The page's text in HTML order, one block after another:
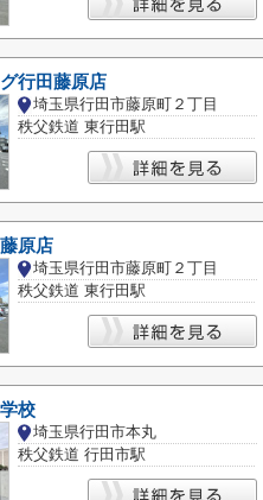
行田藤原店
埼玉県行田市藤原町２丁目
秩父鉄道 東行田駅
原店
埼玉県行田市藤原町２丁目
秩父鉄道 東行田駅
校
埼玉県行田市本丸
秩父鉄道 行田市駅